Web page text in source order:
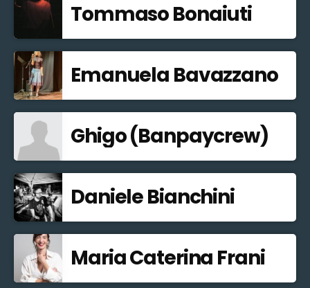
Tommaso Bonaiuti
Emanuela Bavazzano
Ghigo (Banpaycrew)
Daniele Bianchini
Maria Caterina Frani